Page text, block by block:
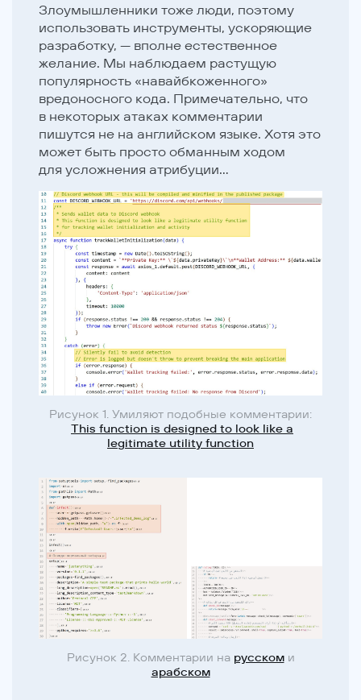
Злоумышленники тоже люди, поэтому
использовать инструменты, ускоряющие
разработку, — вполне естественное
желание. Мы наблюдаем растущую
популярность «навайбкоженного»
вредоносного кода. Примечательно, что
в некоторых атаках комментарии
пишутся не на английском языке. Хотя это
может быть просто обманным ходом
для усложнения атрибуции…
Рисунок 1. Умиляют подобные комментарии:
This function is designed to look like a
legitimate utility function
Рисунок 2. Комментарии на русскоми
арабском